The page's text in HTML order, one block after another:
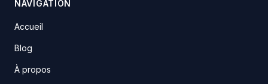
NAVIGATION
Accueil
Blog
À propos